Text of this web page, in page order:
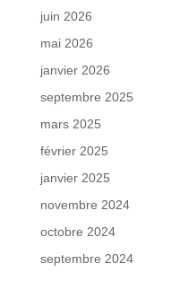
juin 2026
mai 2026
janvier 2026
septembre 2025
mars 2025
février 2025
janvier 2025
novembre 2024
octobre 2024
septembre 2024